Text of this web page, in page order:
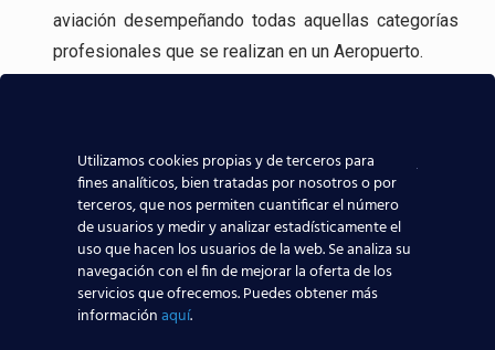
aviación desempeñando todas aquellas categorías
profesionales que se realizan en un Aeropuerto.
compañías aeronáuticas, lo que sin duda ayudará a
que todos los alumnos de nuestros centros
aeronáuticos destaquen y consigan mejores y
mayores posibilidades reales de trabajar en el
sector aeronáutico.
Nuestros Alumnos ya trabajan en
Utilizamos cookies propias y de terceros para
fines analíticos, bien tratadas por nosotros o por
terceros, que nos permiten cuantificar el número
de usuarios y medir y analizar estadísticamente el
uso que hacen los usuarios de la web. Se analiza su
navegación con el fin de mejorar la oferta de los
servicios que ofrecemos. Puedes obtener más
informaciónaquí.